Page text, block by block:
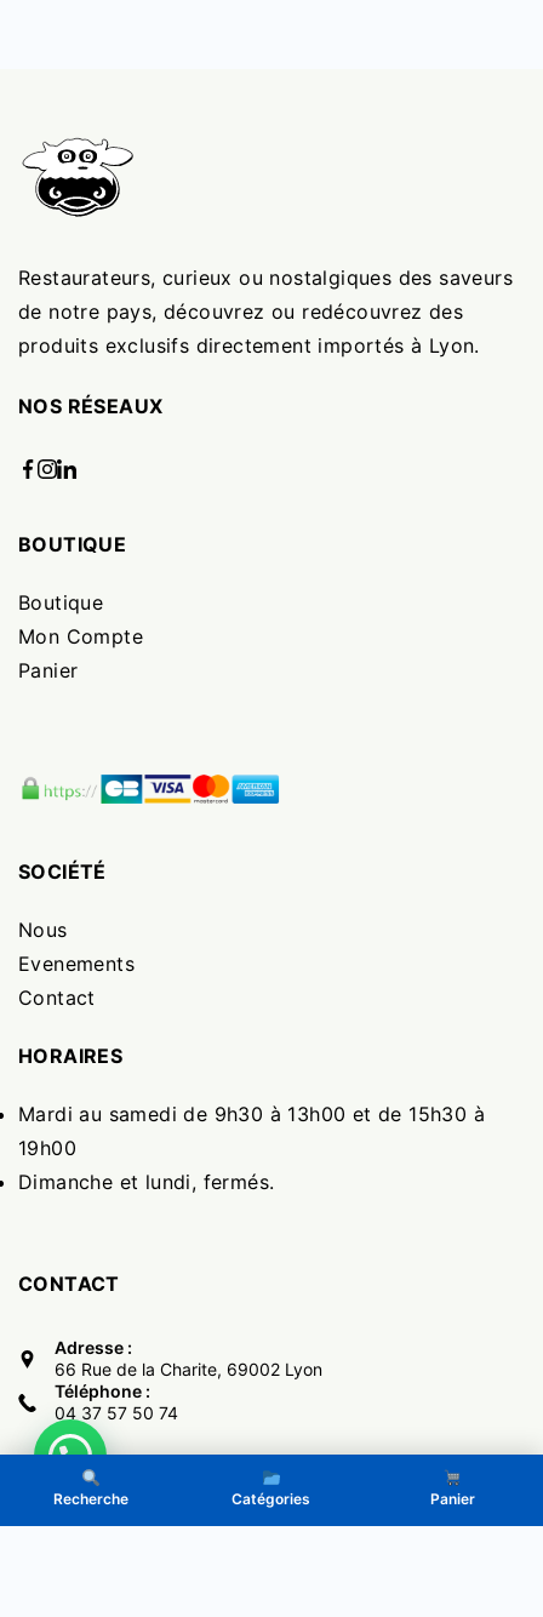
Restaurateurs, curieux ou nostalgiques des saveurs
de notre pays, découvrez ou redécouvrez des
produits exclusifs directement importés à Lyon.
NOS RÉSEAUX
BOUTIQUE
Boutique
Mon Compte
Panier
SOCIÉTÉ
Nous
Evenements
Contact
HORAIRES
Mardi au samedi de 9h30 à 13h00 et de 15h30 à
19h00
Dimanche et lundi, fermés.
CONTACT
Adresse :
66 Rue de la Charite, 69002 Lyon
Téléphone :
04 37 57 50 74
Copyright © 2017 - El Monumental- Powered by LeGone.eu
Recherche Catégories Panier